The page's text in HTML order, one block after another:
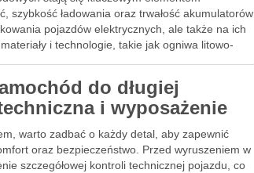
szybkość ładowania oraz trwałość akumulatorów
pojazdów elektrycznych, ale także na ich
i technologie, takie jak ogniwa litowo-
do długiej
i wyposażenie
warto zadbać o każdy detal, aby zapewnić
oraz bezpieczeństwo. Przed wyruszeniem w
szczegółowej kontroli technicznej pojazdu, co